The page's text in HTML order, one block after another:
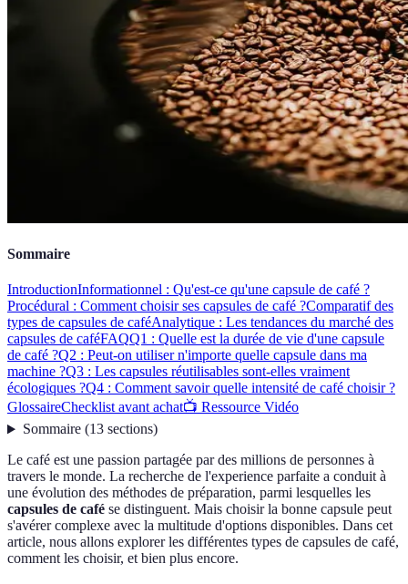
Sommaire
IntroductionInformationnel : Qu'est-ce qu'une capsule de café ?
Procédural : Comment choisir ses capsules de café ?Comparatif des
types de capsules de caféAnalytique : Les tendances du marché des
capsules de caféFAQQ1 : Quelle est la durée de vie d'une capsule
de café ?Q2 : Peut-on utiliser n'importe quelle capsule dans ma
machine ?Q3 : Les capsules réutilisables sont-elles vraiment
écologiques ?Q4 : Comment savoir quelle intensité de café choisir ?
GlossaireChecklist avant achat📺 Ressource Vidéo
Sommaire(13 sections)
Le café est une passion partagée par des millions de personnes à
travers le monde. La recherche de l'experience parfaite a conduit à
une évolution des méthodes de préparation, parmi lesquelles les
capsules de café se distinguent. Mais choisir la bonne capsule peut
s'avérer complexe avec la multitude d'options disponibles. Dans cet
article, nous allons explorer les différentes types de capsules de café,
comment les choisir, et bien plus encore.